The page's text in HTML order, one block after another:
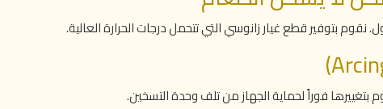
نقوم بتوفير قطع غيار زانوسي التي تتحمل درجات الحرارة العالية.
بتغييرها فوراً لحماية الجهاز من تلف وحدة التسخين.